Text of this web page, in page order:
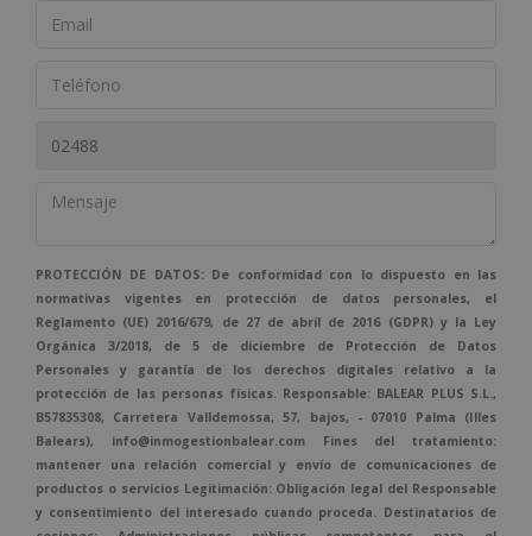
PROTECCIÓN DE DATOS: De conformidad con lo dispuesto en las
normativas vigentes en protección de datos personales, el
Reglamento (UE) 2016/679, de 27 de abril de 2016 (GDPR) y la Ley
Orgánica 3/2018, de 5 de diciembre de Protección de Datos
Personales y garantía de los derechos digitales relativo a la
protección de las personas físicas. Responsable: BALEAR PLUS S.L.,
B57835308, Carretera Valldemossa, 57, bajos, - 07010 Palma (Illes
Balears), info@inmogestionbalear.com Fines del tratamiento:
mantener una relación comercial y envío de comunicaciones de
productos o servicios Legitimación: Obligación legal del Responsable
y consentimiento del interesado cuando proceda. Destinatarios de